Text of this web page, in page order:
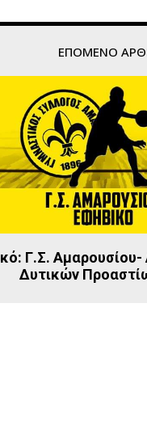
ΕΠΌΜΕΝΟ
Γ.Σ. Αμαρουσίου-
Δυτικών